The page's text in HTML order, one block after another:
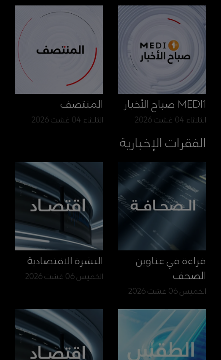
MEDI1 صباح الأخبار
الثلاثاء 04 غشت 2026
المنتصف
الثلاثاء 04 غشت 2026
الفقرات الإخبارية
قراءة في عناوين
الصحف
الخميس 06 غشت 2026
النشرة الاقتصادية
الخميس 06 غشت 2026